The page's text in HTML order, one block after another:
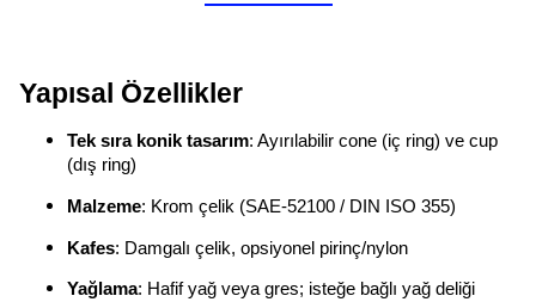
Yapısal Özellikler
Tek sıra konik tasarım: Ayırılabilir cone (iç ring) ve cup
(dış ring)
Malzeme: Krom çelik (SAE‑52100 / DIN ISO 355)
Kafes: Damgalı çelik, opsiyonel pirinç/nylon
Yağlama: Hafif yağ veya gres; isteğe bağlı yağ deliği